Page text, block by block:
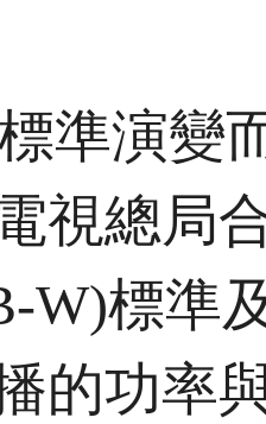
準演變
視總局
W)標準
的功率